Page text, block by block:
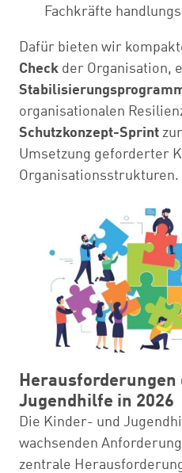
Fachkräfte
Dafür bieten wir
Check der Organisation,
organisationalen
Schutzkonzept-Sprint
Umsetzung geforderter
Organisationsstrukturen.
Herausforderungen
Jugendhilfe in 2026
Die Kinder- und
wachsenden
zentrale